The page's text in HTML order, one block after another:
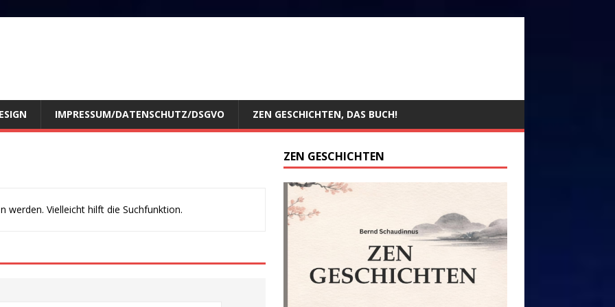
IMPRESSUM/DATENSCHUTZ/DSGVO ZEN GESCHICHTEN, DAS BUCH!
werden. Vielleicht hilft die Suchfunktion.
ZEN GESCHICHTEN